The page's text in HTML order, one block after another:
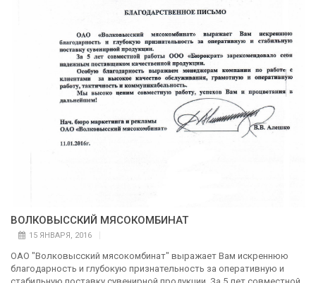
ВОЛКОВЫССКИЙ МЯСОКОМБИНАТ
15 ЯНВАРЯ, 2016
ОАО "Волковысский мясокомбинат" выражает Вам искреннюю
благодарность и глубокую признательность за оперативную и